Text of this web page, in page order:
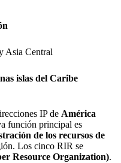
Asia Central
islas del Caribe
IP de América
función principal es
de los recursos de
Los cinco RIR se
Resource Organization).